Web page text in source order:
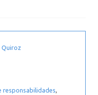
responsabilidades